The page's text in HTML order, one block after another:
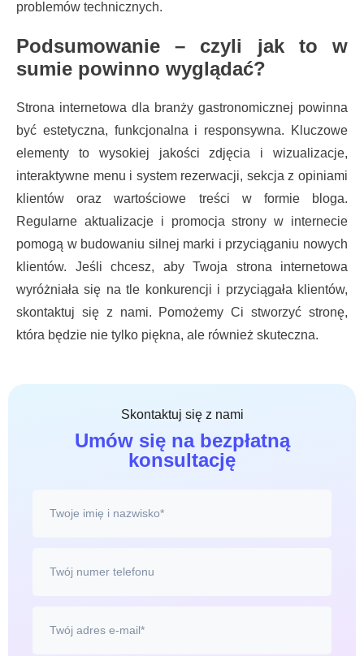
problemów technicznych.
Podsumowanie – czyli jak to w
sumie powinno wyglądać?
Strona internetowa dla branży gastronomicznej powinna
być estetyczna, funkcjonalna i responsywna. Kluczowe
elementy to wysokiej jakości zdjęcia i wizualizacje,
interaktywne menu i system rezerwacji, sekcja z opiniami
klientów oraz wartościowe treści w formie bloga.
Regularne aktualizacje i promocja strony w internecie
pomogą w budowaniu silnej marki i przyciąganiu nowych
klientów. Jeśli chcesz, aby Twoja strona internetowa
wyróżniała się na tle konkurencji i przyciągała klientów,
skontaktuj się z nami. Pomożemy Ci stworzyć stronę,
która będzie nie tylko piękna, ale również skuteczna.
Skontaktuj się z nami
Umów się na bezpłatną
konsultację